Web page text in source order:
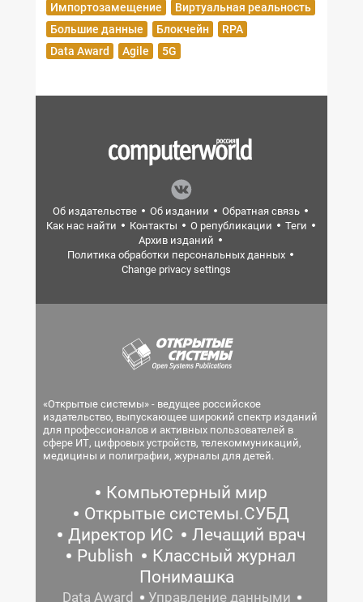
Импортозамещение
Виртуальная реальность
Большие данные
Блокчейн
RPA
Data Award
Agile 5G
Об издательстве Об издании
Обратная связь
Как нас найти
Контакты О републикации
Теги
Архив изданий
Политика обработки персональных данных
Change privacy settings
«Открытые системы» - ведущее российское
издательство, выпускающее широкий спектр изданий
для профессионалов и активных пользователей в
сфере ИТ, цифровых устройств, телекоммуникаций,
медицины и полиграфии, журналы для детей.
Компьютерный мир
Открытые системы.СУБД
Директор ИС
Лечащий врач
Publish
Классный журнал
Понимашка
Data Award Управление данными